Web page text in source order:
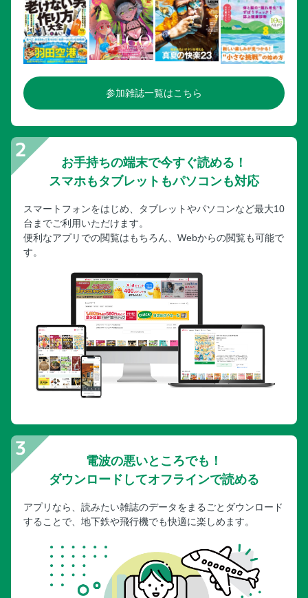
参加雑誌一覧はこちら
お手持ちの端末で今すぐ読める！
スマホもタブレットもパソコンも対応
スマートフォンをはじめ、タブレットやパソコンなど最大10
台までご利用いただけます。
便利なアプリでの閲覧はもちろん、Webからの閲覧も可能で
す。
電波の悪いところでも！
ダウンロードしてオフラインで読める
アプリなら、読みたい雑誌のデータをまるごとダウンロード
することで、地下鉄や飛行機でも快適に楽しめます。